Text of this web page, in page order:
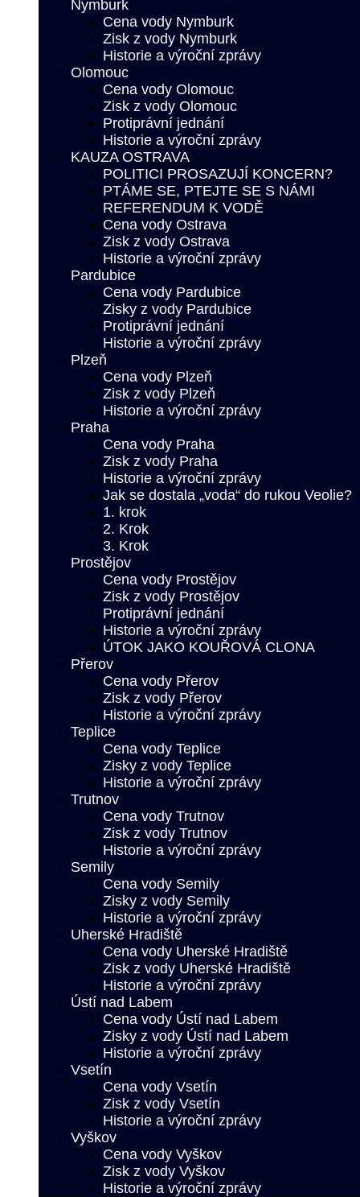
Nymburk
Cena vody Nymburk
Zisk z vody Nymburk
Historie a výroční zprávy
Olomouc
Cena vody Olomouc
Zisk z vody Olomouc
Protiprávní jednání
Historie a výroční zprávy
KAUZA OSTRAVA
POLITICI PROSAZUJÍ KONCERN?
PTÁME SE, PTEJTE SE S NÁMI
REFERENDUM K VODĚ
Cena vody Ostrava
Zisk z vody Ostrava
Historie a výroční zprávy
Pardubice
Cena vody Pardubice
Zisky z vody Pardubice
Protiprávní jednání
Historie a výroční zprávy
Plzeň
Cena vody Plzeň
Zisk z vody Plzeň
Historie a výroční zprávy
Praha
Cena vody Praha
Zisk z vody Praha
Historie a výroční zprávy
Jak se dostala „voda“ do rukou Veolie?
1. krok
2. Krok
3. Krok
Prostějov
Cena vody Prostějov
Zisk z vody Prostějov
Protiprávní jednání
Historie a výroční zprávy
ÚTOK JAKO KOUŘOVÁ CLONA
Přerov
Cena vody Přerov
Zisk z vody Přerov
Historie a výroční zprávy
Teplice
Cena vody Teplice
Zisky z vody Teplice
Historie a výroční zprávy
Trutnov
Cena vody Trutnov
Zisk z vody Trutnov
Historie a výroční zprávy
Semily
Cena vody Semily
Zisky z vody Semily
Historie a výroční zprávy
Uherské Hradiště
Cena vody Uherské Hradiště
Zisk z vody Uherské Hradiště
Historie a výroční zprávy
Ústí nad Labem
Cena vody Ústí nad Labem
Zisky z vody Ústí nad Labem
Historie a výroční zprávy
Vsetín
Cena vody Vsetín
Zisk z vody Vsetín
Historie a výroční zprávy
Vyškov
Cena vody Vyškov
Zisk z vody Vyškov
Historie a výroční zprávy